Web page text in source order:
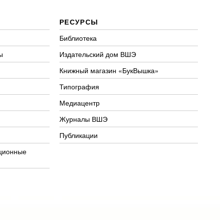
РЕСУРСЫ
Библиотека
Издательский дом ВШЭ
Книжный магазин «БукВышка»
Типография
Медиацентр
Журналы ВШЭ
Публикации